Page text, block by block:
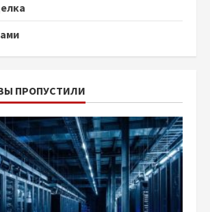
ПРОПУСТИЛИ